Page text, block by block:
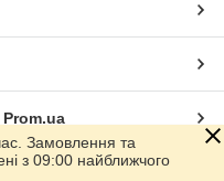
Prom.ua
Замовлення та
з 09:00 найближчого